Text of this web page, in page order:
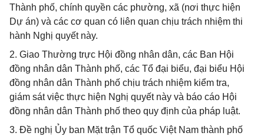
Thành phố, chính quyền các phường, xã (nơi thực hiện
Dự án) và các cơ quan có liên quan chịu trách nhiệm thi
hành Nghị quyết này.
2. Giao Thường trực Hội đồng nhân dân, các Ban Hội
đồng nhân dân Thành phố, các Tổ đại biểu, đại biểu Hội
đồng nhân dân Thành phố chịu trách nhiệm kiểm tra,
giám sát việc thực hiện Nghị quyết này và báo cáo Hội
đồng nhân dân Thành phố theo quy định của pháp luật.
3. Đề nghị Ủy ban Mặt trận Tổ quốc Việt Nam thành phố